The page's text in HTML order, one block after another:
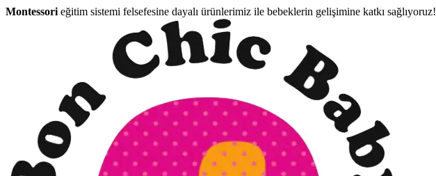
Montessori eğitim sistemi felsefesine dayalı ürünlerimiz ile bebeklerin gelişimine katkı sağlıyoruz!